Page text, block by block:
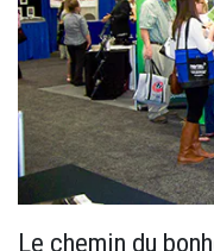
Le chemin du